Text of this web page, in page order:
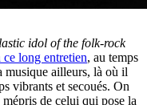
idol of the folk-rock
long entretien, au temps
musique ailleurs, là où il
vibrants et secoués. On
de celui qui pose la